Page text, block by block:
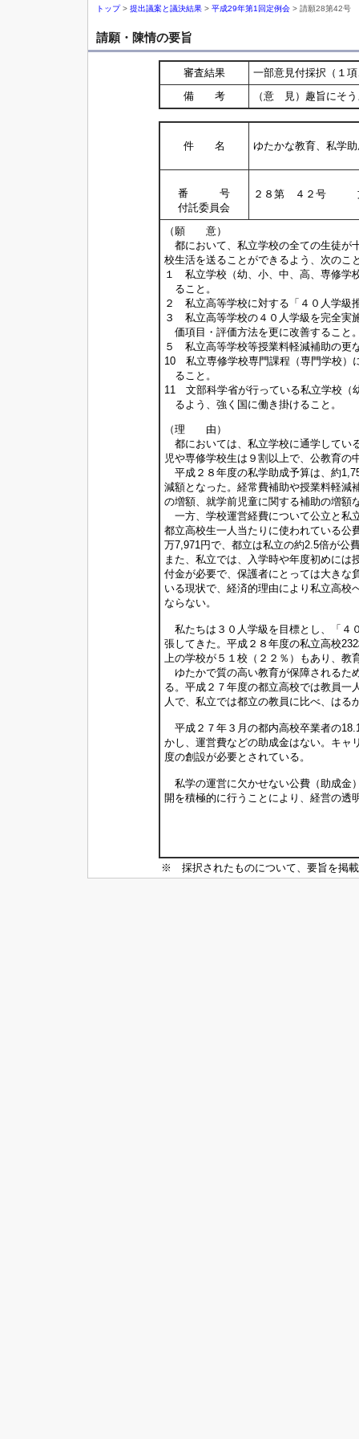
トップ> 提出議案と議決結果 > 平成29年第1回定例会 > 請願28第42号
請願・陳情の要旨
審査結果
一部意見付採択（１
備 考
（意 見）趣旨にそ
件 名 ゆたかな教育、私学
番 号
付託委員会
２８第 ４２号
（願 意）
都において、私立学校の全ての生徒が
校生活を送ることができるよう、次のこ
１ 私立学校（幼、小、中、高、専修学
ること。
２ 私立高等学校に対する「４０人学級
３ 私立高等学校の４０人学級を完全実
価項目・評価方法を更に改善すること
５ 私立高等学校等授業料軽減補助の更
10 私立専修学校専門課程（専門学校）
ること。
11 文部科学省が行っている私立学校（
るよう、強く国に働き掛けること。
（理 由）
都においては、私立学校に通学してい
児や専修学校生は９割以上で、公教育の
平成２８年度の私学助成予算は、約
減額となった。経常費補助や授業料軽減
の増額、就学前児童に関する補助の増額
一方、学校運営経費について公立と私
都立高校生一人当たりに使われている公
万7,971円で、都立は私立の約2.5倍が公
また、私立では、入学時や年度初めには
付金が必要で、保護者にとっては大きな
いる現状で、経済的理由により私立高校
ならない。
私たちは３０人学級を目標とし、「４
張してきた。平成２８年度の私立高校
上の学校が５１校（２２％）もあり、教
ゆたかで質の高い教育が保障されるた
る。平成２７年度の都立高校では教員一
人で、私立では都立の教員に比べ、はる
平成２７年３月の都内高校卒業者の
かし、運営費などの助成金はない。キャ
度の創設が必要とされている。
私学の運営に欠かせない公費（助成金
開を積極的に行うことにより、経営の透
※ 採択されたものについて、要旨を掲